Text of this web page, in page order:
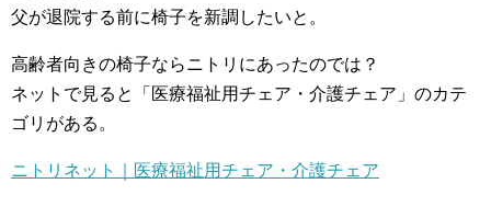
父が退院する前に椅子を新調したいと。
高齢者向きの椅子ならニトリにあったのでは？
ネットで見ると「医療福祉用チェア・介護チェア」のカテ
ゴリがある。
ニトリネット｜医療福祉用チェア・介護チェア